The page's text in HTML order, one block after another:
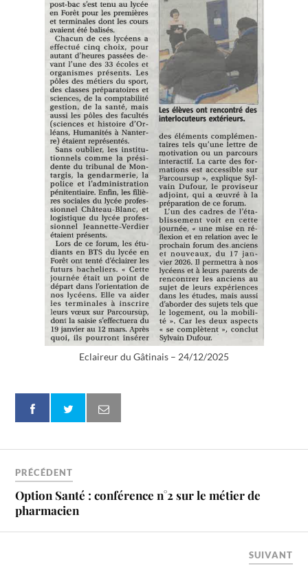
Eclaireur du Gâtinais – 24/12/2025
PRÉCÉDENT
Option Santé : conférence n°2 sur le métier de
pharmacien
SUIVANT